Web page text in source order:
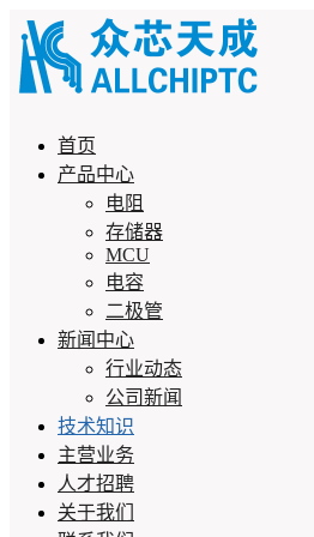
首页
产品中心
电阻
存储器
MCU
电容
二极管
新闻中心
行业动态
公司新闻
技术知识
主营业务
人才招聘
关于我们